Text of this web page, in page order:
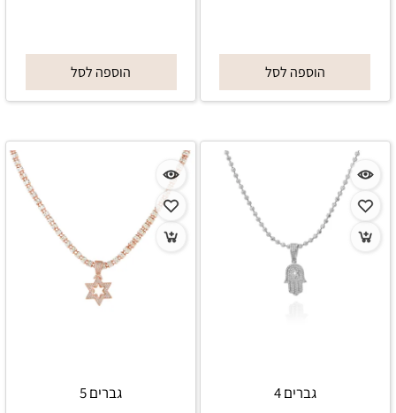
הוספה לסל הוספה לסל
גברים 4 גברים 5